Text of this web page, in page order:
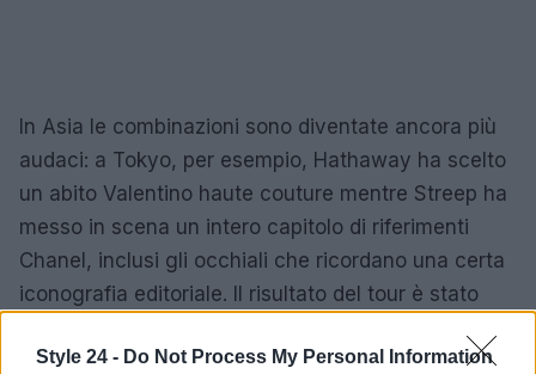
Style 24 - Do Not Process My Personal Information
In Asia le combinazioni sono diventate ancora più
audaci: a Tokyo, per esempio, Hathaway ha scelto
un abito Valentino haute couture mentre Streep ha
messo in scena un intero capitolo di riferimenti
Chanel, inclusi gli occhiali che ricordano una certa
iconografia editoriale. Il risultato del tour è stato
raccontare sfaccettature diverse del film e dei suoi